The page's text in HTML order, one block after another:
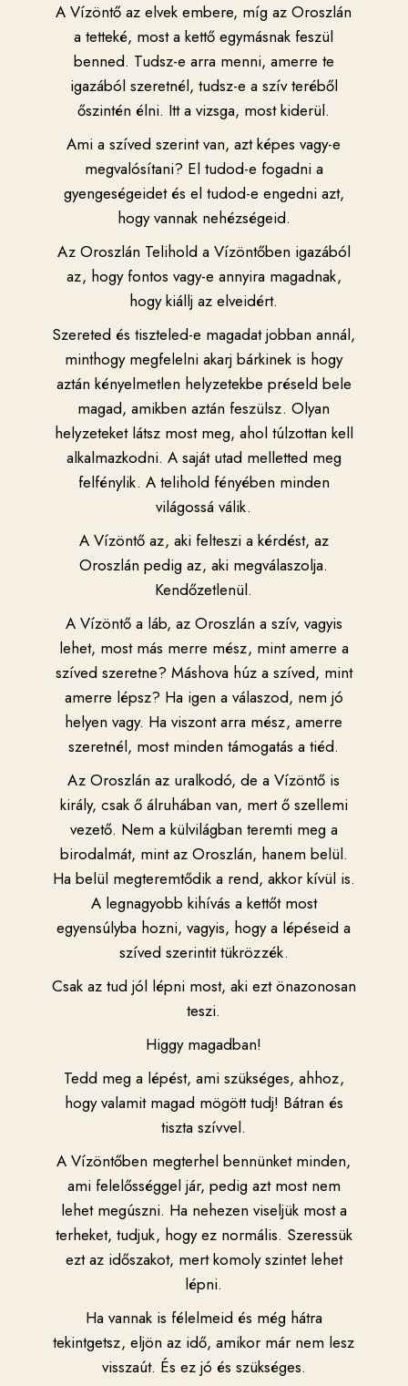
A Vízöntő az elvek embere, míg az Oroszlán
a tetteké, most a kettő egymásnak feszül
benned. Tudsz-e arra menni, amerre te
igazából szeretnél, tudsz-e a szív teréből
őszintén élni. Itt a vizsga, most kiderül.
Ami a szíved szerint van, azt képes vagy-e
megvalósítani? El tudod-e fogadni a
gyengeségeidet és el tudod-e engedni azt,
hogy vannak nehézségeid.
Az Oroszlán Telihold a Vízöntőben igazából
az, hogy fontos vagy-e annyira magadnak,
hogy kiállj az elveidért.
Szereted és tiszteled-e magadat jobban annál,
minthogy megfelelni akarj bárkinek is hogy
aztán kényelmetlen helyzetekbe préseld bele
magad, amikben aztán feszülsz. Olyan
helyzeteket látsz most meg, ahol túlzottan kell
alkalmazkodni. A saját utad melletted meg
felfénylik. A telihold fényében minden
világossá válik.
A Vízöntő az, aki felteszi a kérdést, az
Oroszlán pedig az, aki megválaszolja.
Kendőzetlenül.
A Vízöntő a láb, az Oroszlán a szív, vagyis
lehet, most más merre mész, mint amerre a
szíved szeretne? Máshova húz a szíved, mint
amerre lépsz? Ha igen a válaszod, nem jó
helyen vagy. Ha viszont arra mész, amerre
szeretnél, most minden támogatás a tiéd.
Az Oroszlán az uralkodó, de a Vízöntő is
király, csak ő álruhában van, mert ő szellemi
vezető. Nem a külvilágban teremti meg a
birodalmát, mint az Oroszlán, hanem belül.
Ha belül megteremtődik a rend, akkor kívül is.
A legnagyobb kihívás a kettőt most
egyensúlyba hozni, vagyis, hogy a lépéseid a
szíved szerintit tükrözzék.
Csak az tud jól lépni most, aki ezt önazonosan
teszi.
Higgy magadban!
Tedd meg a lépést, ami szükséges, ahhoz,
hogy valamit magad mögött tudj! Bátran és
tiszta szívvel.
A Vízöntőben megterhel bennünket minden,
ami felelősséggel jár, pedig azt most nem
lehet megúszni. Ha nehezen viseljük most a
terheket, tudjuk, hogy ez normális. Szeressük
ezt az időszakot, mert komoly szintet lehet
lépni.
Ha vannak is félelmeid és még hátra
tekintgetsz, eljön az idő, amikor már nem lesz
visszaút. És ez jó és szükséges.